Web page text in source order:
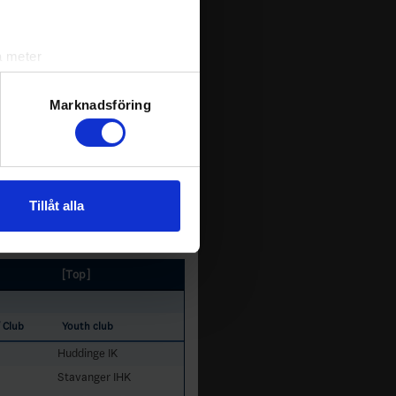
meter
. Du kan ändra
funktioner för
information från din enhet
kombinera informationen
tjänster.
Marknadsföring
Tillåt alla
[Top]
Youth club
Huddinge IK
Stavanger IHK